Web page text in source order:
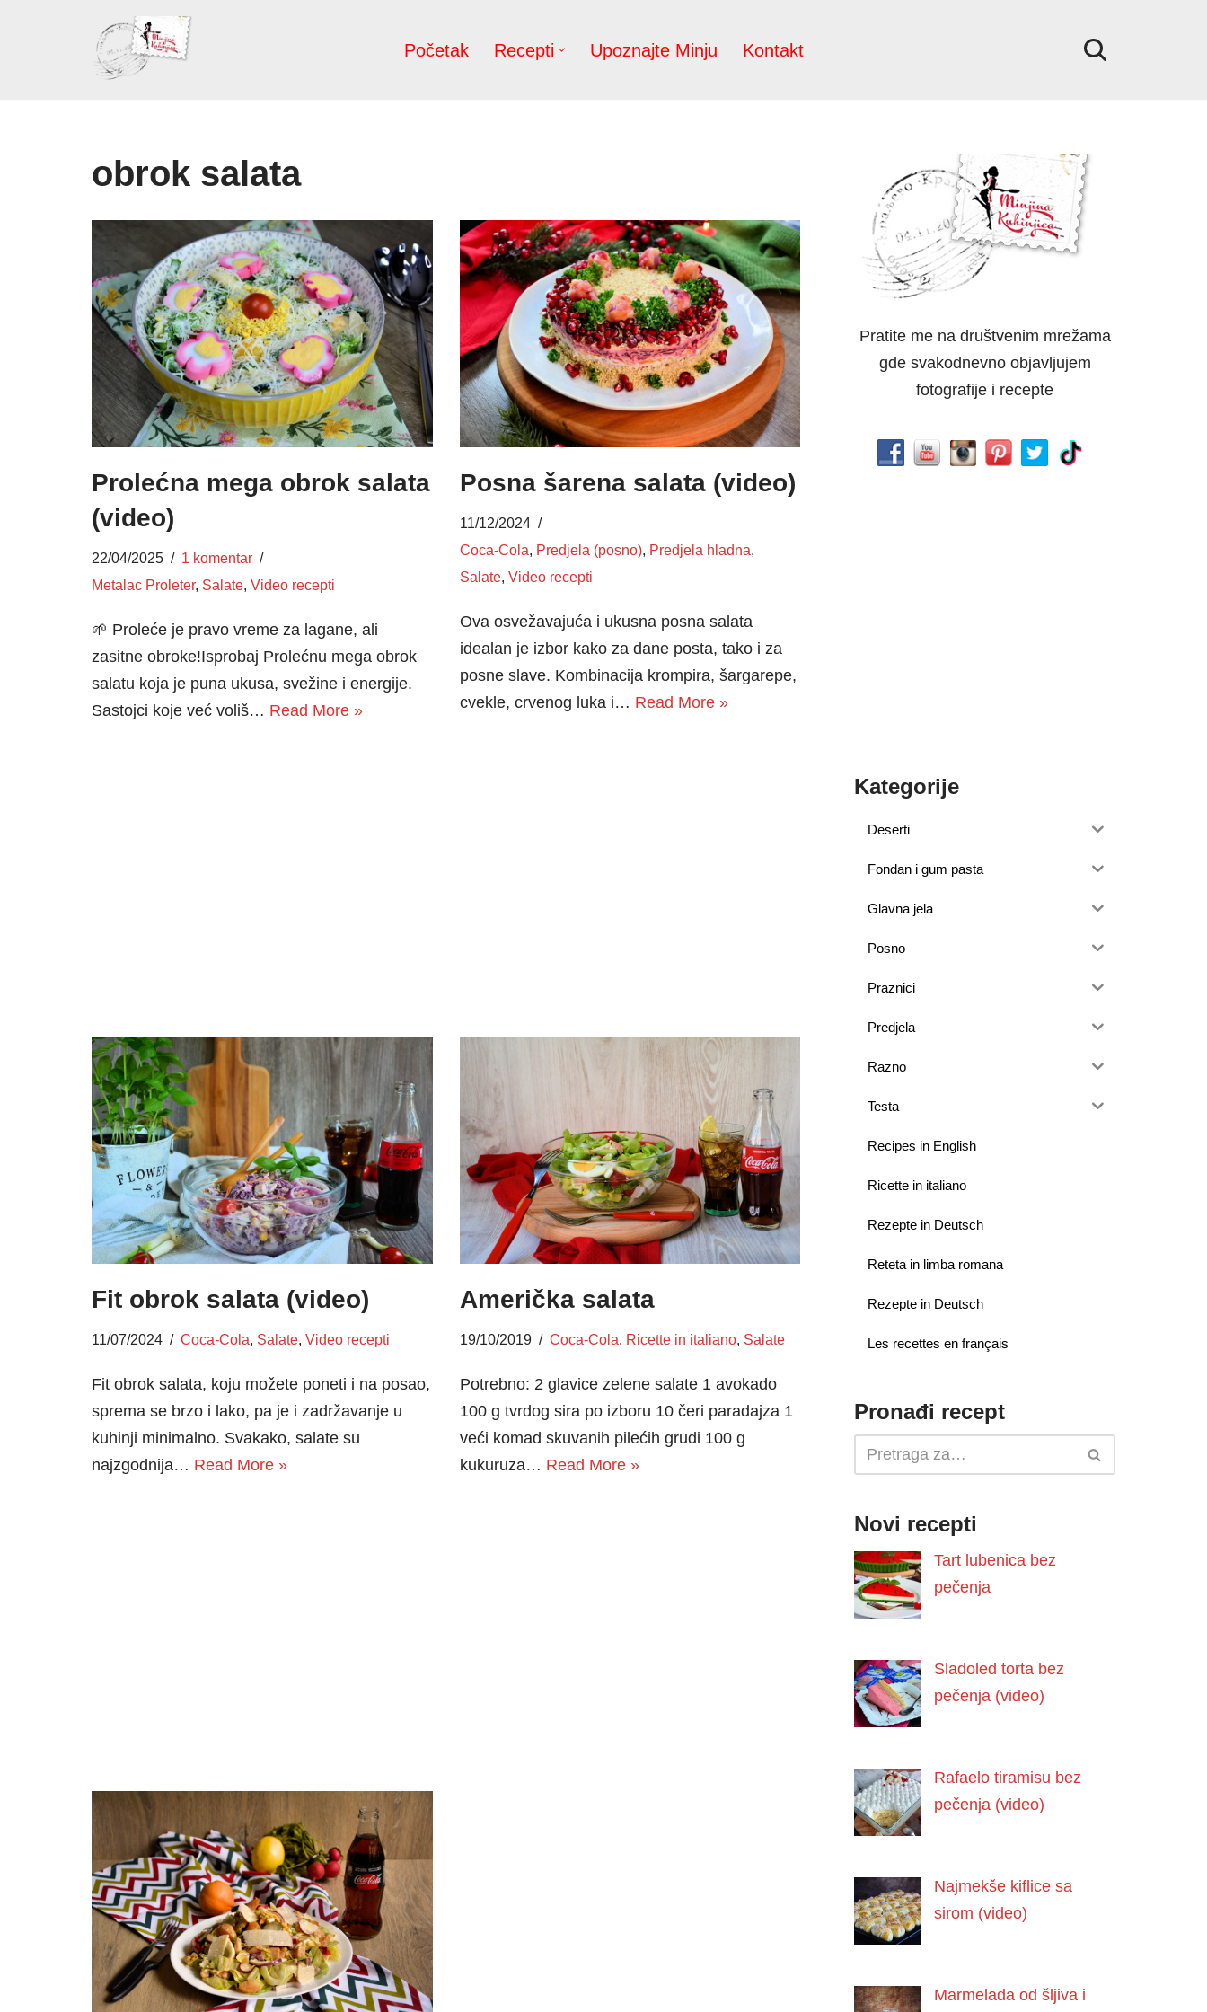
Početak Recepti Upoznajte Minju Kontakt
obrok salata
Prolećna mega obrok salata
(video)
22/04/2025
1 komentar
Metalac Proleter, Salate, Video recepti
🌱 Proleće je pravo vreme za lagane, ali
zasitne obroke!Isprobaj Prolećnu mega obrok
salatu koja je puna ukusa, svežine i energije.
Sastojci koje već voliš… Read More »
Posna šarena salata (video)
11/12/2024
Coca-Cola, Predjela (posno), Predjela hladna,
Salate, Video recepti
Ova osvežavajuća i ukusna posna salata
idealan je izbor kako za dane posta, tako i za
posne slave. Kombinacija krompira, šargarepe,
cvekle, crvenog luka i… Read More »
Fit obrok salata (video)
11/07/2024 Coca-Cola, Salate, Video recepti
Fit obrok salata, koju možete poneti i na posao,
sprema se brzo i lako, pa je i zadržavanje u
kuhinji minimalno. Svakako, salate su
najzgodnija… Read More »
Američka salata
19/10/2019 Coca-Cola, Ricette in italiano, Salate
Potrebno: 2 glavice zelene salate 1 avokado
100 g tvrdog sira po izboru 10 čeri paradajza 1
veći komad skuvanih pilećih grudi 100 g
kukuruza… Read More »
Pratite me na društvenim mrežama
gde svakodnevno objavljujem
fotografije i recepte
Kategorije
Deserti
Fondan i gum pasta
Glavna jela
Posno
Praznici
Predjela
Razno
Testa
Recipes in English
Ricette in italiano
Rezepte in Deutsch
Reteta in limba romana
Rezepte in Deutsch
Les recettes en français
Pronađi recept
Novi recepti
Tart lubenica bez
pečenja
Sladoled torta bez
pečenja (video)
Rafaelo tiramisu bez
pečenja (video)
Najmekše kiflice sa
sirom (video)
Marmelada od šljiva i